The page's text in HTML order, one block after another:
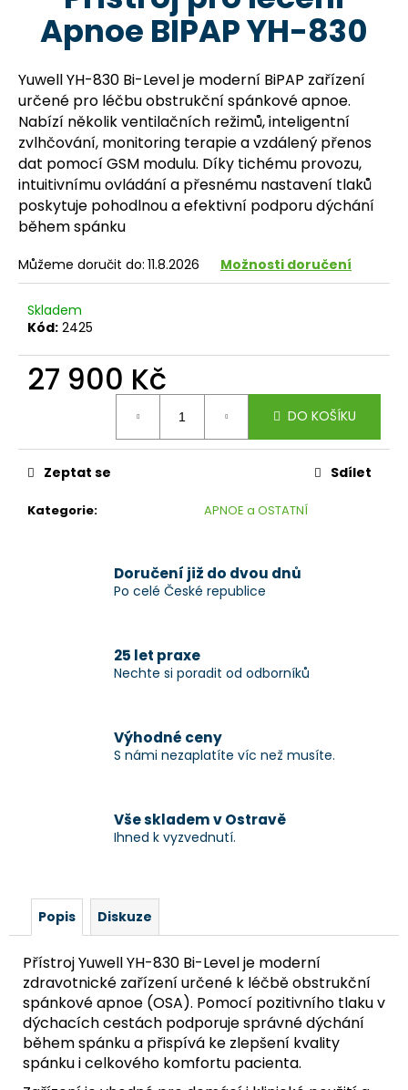
hvězdiček.
Apnoe BIPAP YH-830
Yuwell YH-830 Bi-Level je moderní BiPAP zařízení
určené pro léčbu obstrukční spánkové apnoe.
Nabízí několik ventilačních režimů, inteligentní
zvlhčování, monitoring terapie a vzdálený přenos
dat pomocí GSM modulu. Díky tichému provozu,
intuitivnímu ovládání a přesnému nastavení tlaků
poskytuje pohodlnou a efektivní podporu dýchání
během spánku
Můžeme doručit do: 11.8.2026 Možnosti doručení
Skladem
Kód: 2425
27 900 Kč
DO KOŠÍKU
Kategorie: APNOE a OSTATNÍ
Zeptat se Sdílet
Doručení již do dvou dnů
Po celé České republice
25 let praxe
Nechte si poradit od odborníků
Výhodné ceny
S námi nezaplatíte víc než musíte.
Vše skladem v Ostravě
Ihned k vyzvednutí.
Popis Diskuze
Přístroj Yuwell YH-830 Bi-Level je moderní
zdravotnické zařízení určené k léčbě obstrukční
spánkové apnoe (OSA). Pomocí pozitivního tlaku v
dýchacích cestách podporuje správné dýchání
během spánku a přispívá ke zlepšení kvality
spánku i celkového komfortu pacienta.
í
t
?
HLEDAT
D
o
p
o
u
j
e
e